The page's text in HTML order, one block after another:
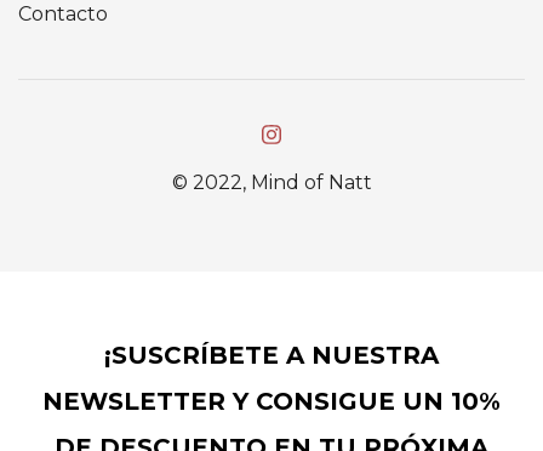
Contacto
© 2022, Mind of Natt
¡SUSCRÍBETE A NUESTRA
NEWSLETTER Y CONSIGUE UN 10%